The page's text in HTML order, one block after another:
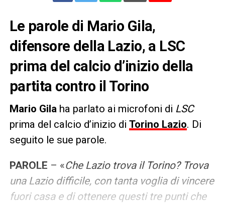
Le parole di Mario Gila,
difensore della Lazio, a LSC
prima del calcio d’inizio della
partita contro il Torino
Mario Gilaha parlato ai microfoni di LSC
prima del calcio d’inizio di Torino Lazio. Di
seguito le sue parole.
PAROLE – «Che Lazio trova il Torino? Trova
una Lazio difficile, con tanta voglia di vincere
fuori casa e di ottenere questi tre punti che